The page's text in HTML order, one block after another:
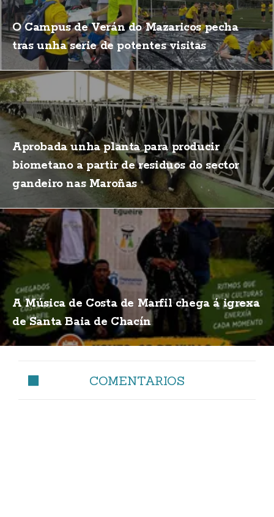
O Campus de Verán do Mazaricos pecha
tras unha serie de potentes visitas
Aprobada unha planta para producir
biometano a partir de residuos do sector
gandeiro nas Maroñas
A Música de Costa de Marfil chega á igrexa
de Santa Baia de Chacín
COMENTARIOS